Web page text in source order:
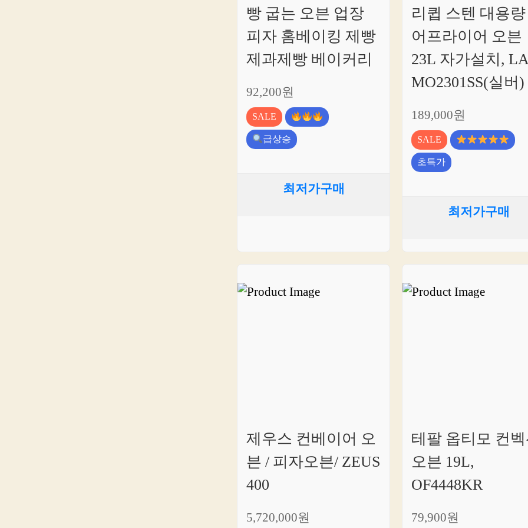
빵 굽는 오븐 업장
피자 홈베이킹 제빵
제과제빵 베이커리
92,200원
SALE
급상승
최저가구매
리큅 스텐 대용
어프라이어 오븐
23L 자가설치,
MO2301SS(실버)
189,000원
SALE
초특가
최저가구매
제우스 컨베이어 오
븐 / 피자오븐/ ZEUS
400
5,720,000원
테팔 옵티모 컨
오븐 19L,
OF4448KR
79,900원